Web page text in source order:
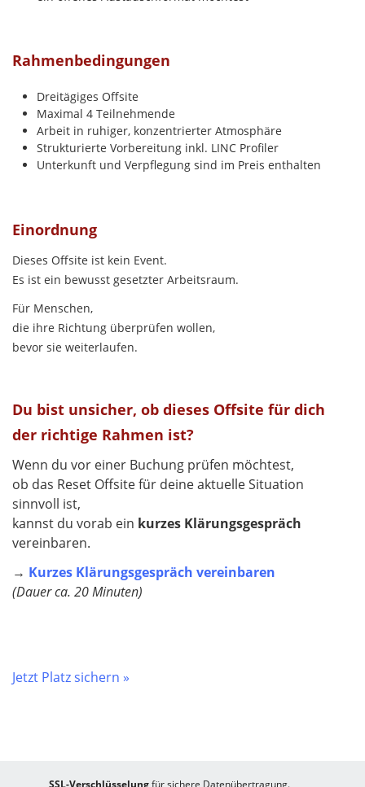
Rahmenbedingungen
Dreitägiges Offsite
Maximal 4 Teilnehmende
Arbeit in ruhiger, konzentrierter Atmosphäre
Strukturierte Vorbereitung inkl. LINC Profiler
Unterkunft und Verpflegung sind im Preis enthalten
Einordnung
Dieses Offsite ist kein Event.
Es ist ein bewusst gesetzter Arbeitsraum.
Für Menschen,
die ihre Richtung überprüfen wollen,
bevor sie weiterlaufen.
Du bist unsicher, ob dieses Offsite für dich
der richtige Rahmen ist?
Wenn du vor einer Buchung prüfen möchtest,
ob das Reset Offsite für deine aktuelle Situation
sinnvoll ist,
kannst du vorab ein kurzes Klärungsgespräch
vereinbaren.
→ Kurzes Klärungsgespräch vereinbaren
(Dauer ca. 20 Minuten)
Jetzt Platz sichern »